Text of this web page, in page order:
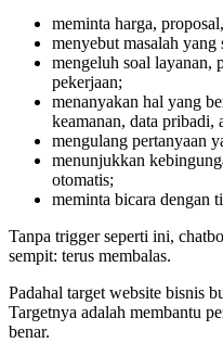
meminta harga,
menyebut masalah
mengeluh soal layanan,
pekerjaan;
menanyakan hal yang
keamanan, data pribadi,
mengulang pertanyaan
menunjukkan
otomatis;
meminta bicara dengan
Tanpa trigger seperti ini,
sempit: terus membalas.
Padahal target website bisnis
Targetnya adalah membantu
benar.